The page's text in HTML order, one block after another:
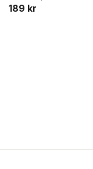
Ejdemo Beer
189 kr